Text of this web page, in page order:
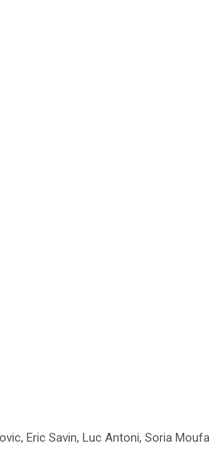
Eric Savin, Luc Antoni, Soria